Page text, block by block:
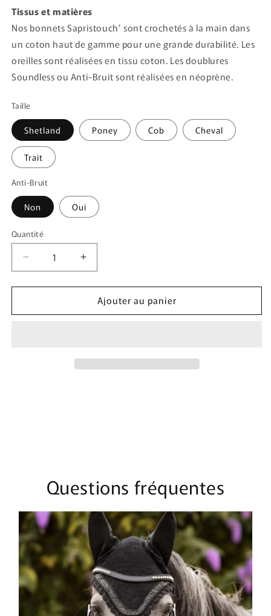
Tissus et matières
Nos bonnets Sapristouch’ sont crochetés à la main dans
un coton haut de gamme pour une grande durabilité. Les
oreilles sont réalisées en tissu coton. Les doublures
Soundless ou Anti-Bruit sont réalisées en néoprène.
Taille
Shetland Poney Cob Cheval
Trait
Anti-Bruit
Non Oui
Quantité
Quantité
Réduire
la
quantité
Bonnet
Augmenter
la
quantité
Bonnet
Ajouter au panier
Questions fréquentes